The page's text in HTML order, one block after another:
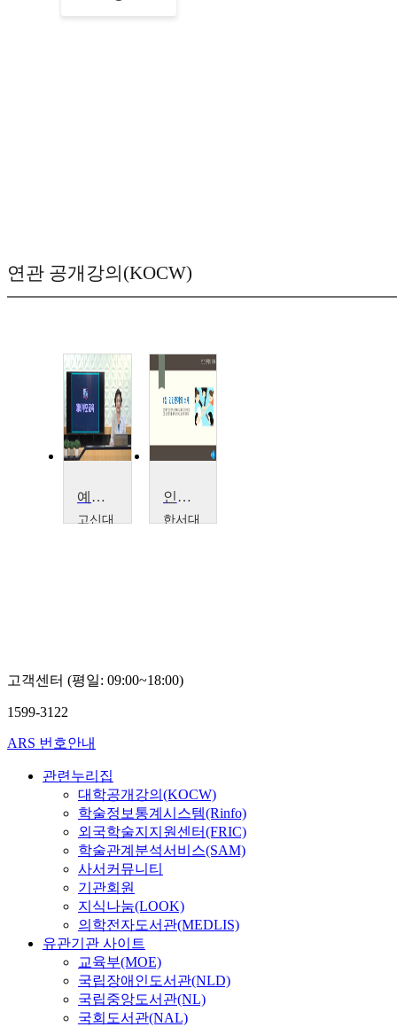
연관 공개강의(KOCW)
예비부모교육
고신대
인간관계의 이해
한서대
고객센터 (평일: 09:00~18:00)
1599-3122
ARS 번호안내
관련누리집
대학공개강의(KOCW)
학술정보통계시스템(Rinfo)
외국학술지지원센터(FRIC)
학술관계분석서비스(SAM)
사서커뮤니티
기관회원
지식나눔(LOOK)
의학전자도서관(MEDLIS)
유관기관 사이트
교육부(MOE)
국립장애인도서관(NLD)
국립중앙도서관(NL)
국회도서관(NAL)